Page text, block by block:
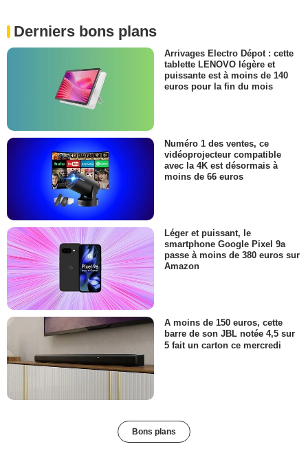
Derniers bons plans
Arrivages Electro Dépot : cette
tablette LENOVO légère et
puissante est à moins de 140
euros pour la fin du mois
Numéro 1 des ventes, ce
vidéoprojecteur compatible
avec la 4K est désormais à
moins de 66 euros
Léger et puissant, le
smartphone Google Pixel 9a
passe à moins de 380 euros sur
Amazon
A moins de 150 euros, cette
barre de son JBL notée 4,5 sur
5 fait un carton ce mercredi
Bons plans